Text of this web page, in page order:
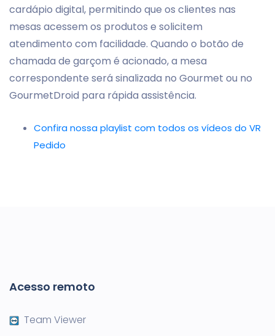
cardápio digital, permitindo que os clientes nas
mesas acessem os produtos e solicitem
atendimento com facilidade. Quando o botão de
chamada de garçom é acionado, a mesa
correspondente será sinalizada no Gourmet ou no
GourmetDroid para rápida assistência.
Confira nossa playlist com todos os vídeos do VR
Pedido
Acesso remoto
Team Viewer